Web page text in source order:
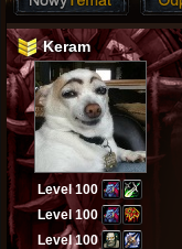
Keram
Level 100
Level 100
Level 100